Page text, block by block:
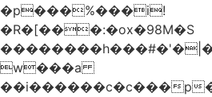
�p���%���i!
�R�[���:�ox�98M�S
w���a
��i������c�c���p